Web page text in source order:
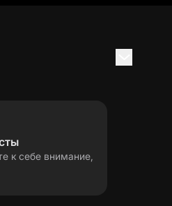
к себе внимание,